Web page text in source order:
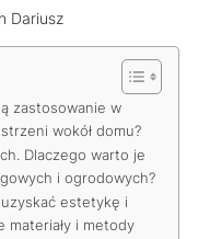
Dariusz
zastosowanie w
wokół domu?
Dlaczego warto je
i ogrodowych?
estetykę i
materiały i metody